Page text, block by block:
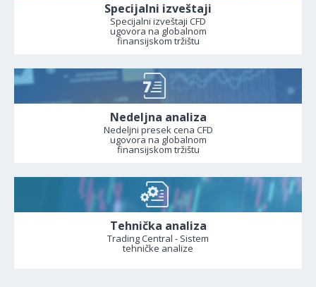
Specijalni izveštaji
Specijalni izveštaji CFD
ugovora na globalnom
finansijskom tržištu
Nedeljna analiza
Nedeljni presek cena CFD
ugovora na globalnom
finansijskom tržištu
Tehnička analiza
Trading Central - Sistem
tehničke analize